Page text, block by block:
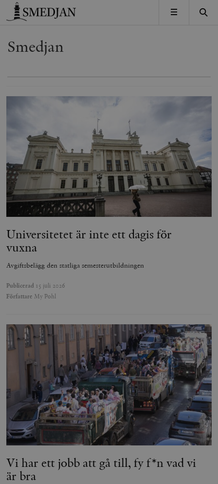
Timbro
MENY
Smedjan
Universitetet är inte ett dagis för
vuxna
Avgiftsbelägg den statliga semesterutbildningen
Publicerad 15 juli 2026
Författare My Pohl
Vi har ett jobb att gå till, fy f*n vad vi
är bra